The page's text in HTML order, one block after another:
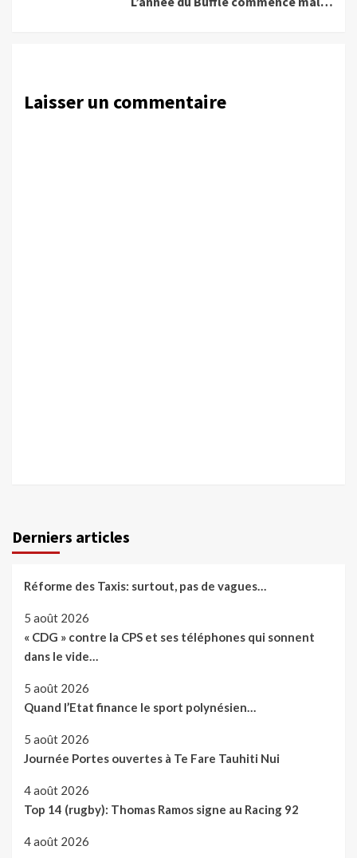
Laisser un commentaire
Derniers articles
Réforme des Taxis: surtout, pas de vagues…
5 août 2026
« CDG » contre la CPS et ses téléphones qui sonnent
dans le vide…
5 août 2026
Quand l’Etat finance le sport polynésien…
5 août 2026
Journée Portes ouvertes à Te Fare Tauhiti Nui
4 août 2026
Top 14 (rugby): Thomas Ramos signe au Racing 92
4 août 2026